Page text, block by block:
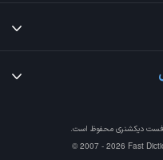
فست دیکشنری محفوظ است.
© 2007 - 2026 Fast